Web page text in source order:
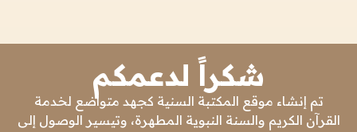
شكراً لدعمكم
تم إنشاء موقع المكتبة السنية كجهد متواضع لخدمة
القرآن الكريم والسنة النبوية المطهرة، وتيسير الوصول إلى